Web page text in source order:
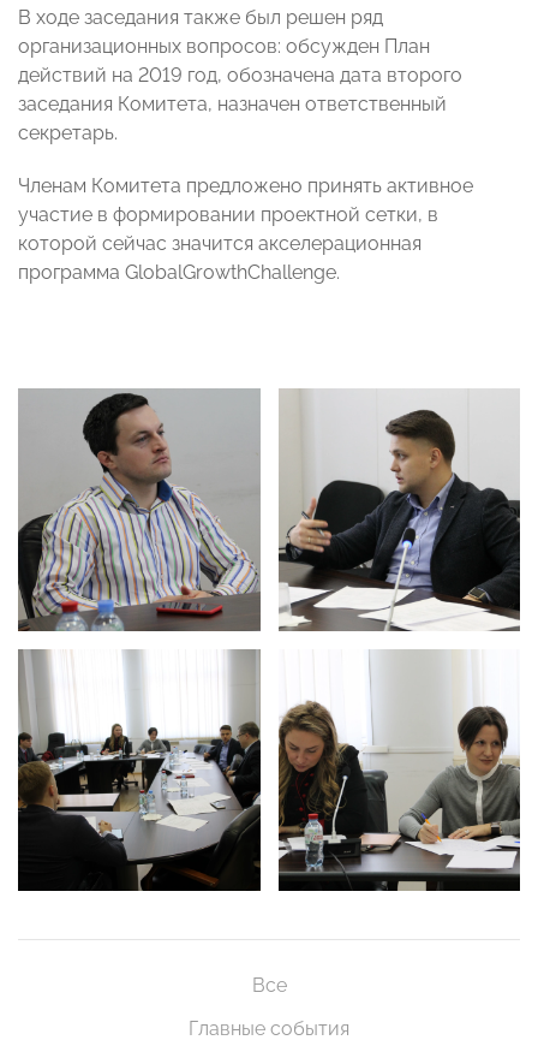
В ходе заседания также был решен ряд
организационных вопросов: обсужден План
действий на 2019 год, обозначена дата второго
заседания Комитета, назначен ответственный
секретарь.
Членам Комитета предложено принять активное
участие в формировании проектной сетки, в
которой сейчас значится акселерационная
программа GlobalGrowthChallenge.
Все
Главные события